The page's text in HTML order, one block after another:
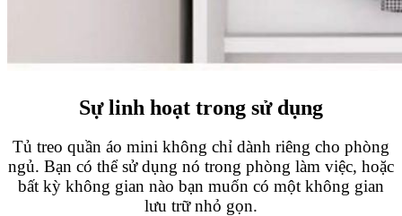
Sự linh hoạt trong sử dụng
Tủ treo quần áo mini không chỉ dành riêng cho phòng
ngủ. Bạn có thể sử dụng nó trong phòng làm việc, hoặc
bất kỳ không gian nào bạn muốn có một không gian
lưu trữ nhỏ gọn.